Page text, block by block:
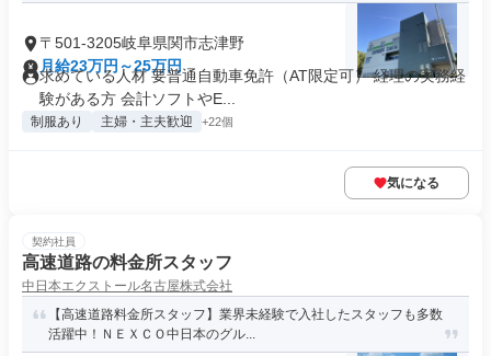
〒501-3205岐阜県関市志津野
月給23万円～25万円
求めている人材 要普通自動車免許（AT限定可） 経理の実務経
験がある方 会計ソフトやE...
制服あり 主婦・主夫歓迎 +22個
気になる
契約社員
高速道路の料金所スタッフ
中日本エクストール名古屋株式会社
【高速道路料金所スタッフ】業界未経験で入社したスタッフも多数
活躍中！ＮＥＸＣＯ中日本のグル...